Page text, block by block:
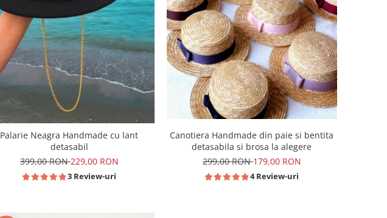
Palarie Neagra Handmade cu lant
detasabil
399,00 RON229,00 RON
3 Review-uri
Canotiera Handmade din paie si bentita
detasabila si brosa la alegere
299,00 RON179,00 RON
4 Review-uri